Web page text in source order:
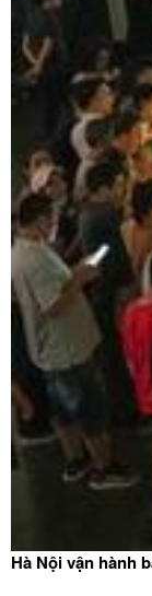
Hà Nội vận hành